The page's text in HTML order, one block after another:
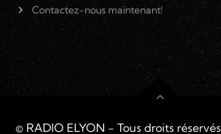
Contactez-nous maintenant!
© RADIO ELYON - Tous droits réservés